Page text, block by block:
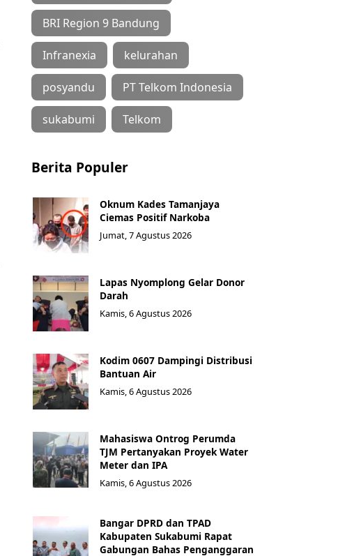
BRI Region 9 Bandung
Infranexia kelurahan
posyandu PT Telkom Indonesia
sukabumi Telkom
Berita Populer
Oknum Kades Tamanjaya
Ciemas Positif Narkoba
Jumat, 7 Agustus 2026
Lapas Nyomplong Gelar Donor
Darah
Kamis, 6 Agustus 2026
Kodim 0607 Dampingi Distribusi
Bantuan Air
Kamis, 6 Agustus 2026
Mahasiswa Ontrog Perumda
TJM Pertanyakan Proyek Water
Meter dan IPA
Kamis, 6 Agustus 2026
Bangar DPRD dan TPAD
Kabupaten Sukabumi Rapat
Gabungan Bahas Penganggaran